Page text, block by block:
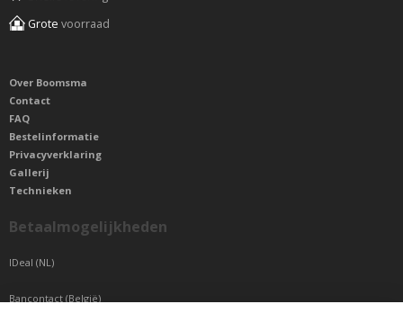
Grote voorraad
Over Boomsma
Contact
FAQ
Bestelinformatie
Privacyverklaring
Gallerij
Technieken
Betaalmogelijkheden
IDeal (NL)
Bancontact (België)